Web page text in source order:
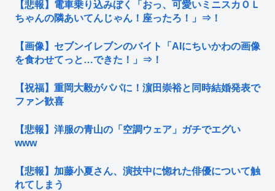
【悲報】電車乗り込みぼく「おっ、可愛いミニスカＯＬ
ちゃんの隣あいてんじゃん！座ったろ！」⇒！
【画像】セブンイレブンのバイト「AIにちいかわの画像
を食わせてっと…できた！」⇒！
【祝福】重岡大毅がパパに！濵田崇裕と同時結婚発表で
ファン歓喜
【悲報】洋服の青山の「空調ウェア」ガチでエグい
www
【悲報】加藤小夏さん、演技中に惚れた俳優について触
れてしまう